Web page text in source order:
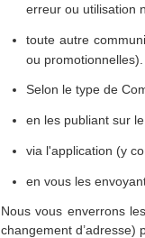
erreur ou utilisation
toute autre
ou promotionnelles).
Selon le type de
en les publiant sur
via l'application (y
en vous les
Nous vous enverrons
changement d’adresse)